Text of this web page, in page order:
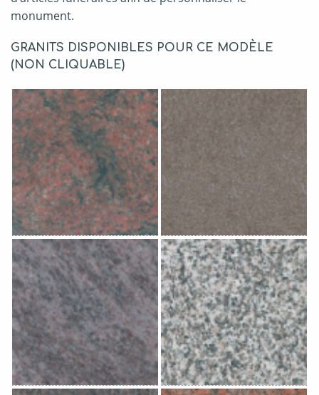
monument.
GRANITS DISPONIBLES POUR CE MODÈLE
(NON CLIQUABLE)